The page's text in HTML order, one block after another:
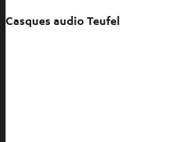
Casques audio Teufel